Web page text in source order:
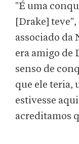
"É uma
[Drake]
associado da
era amigo de
senso de
que ele teria,
estivesse
acreditamos